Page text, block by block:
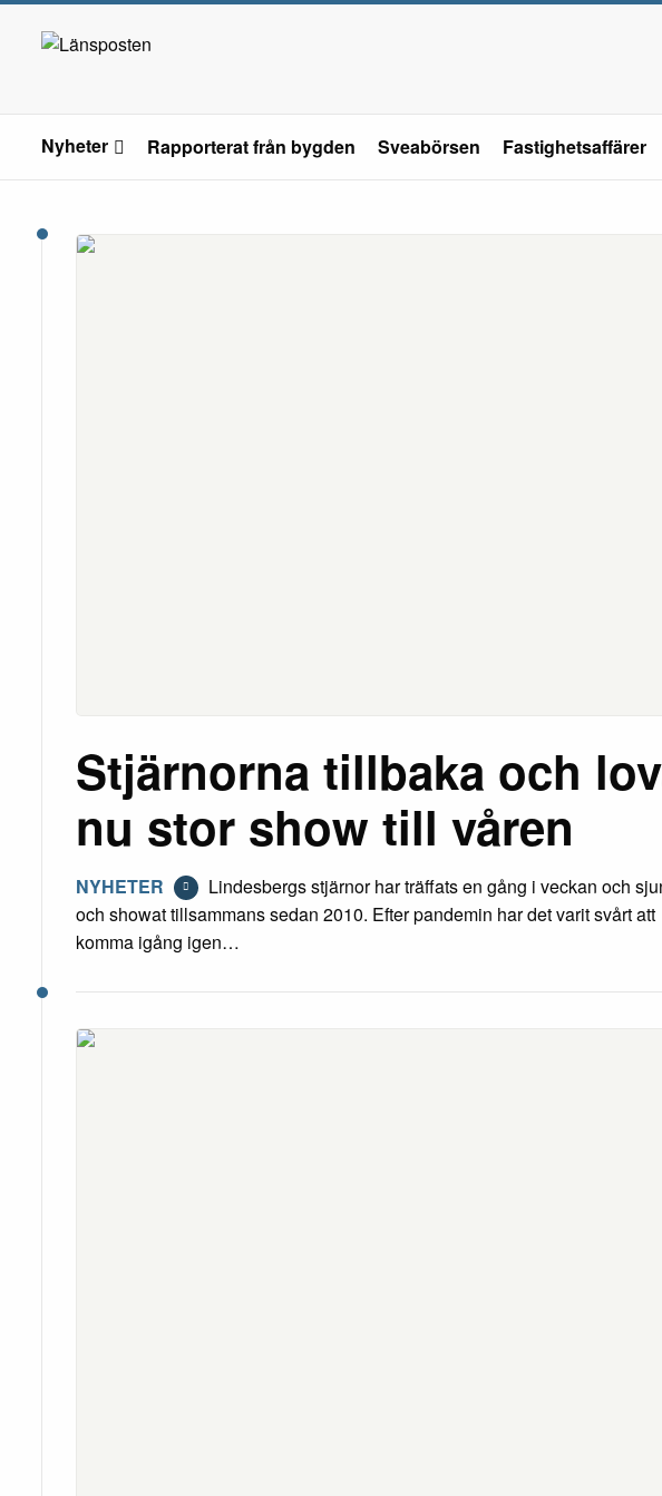
Nyheter Rapporterat från bygden Sveabörsen Fastighetsaffärer
Stjärnorna tillbaka och
nu stor show till våren
NYHETER
Lindesbergs stjärnor har träffats en gång i veckan och
och showat tillsammans sedan 2010. Efter pandemin har det varit svårt att
komma igång igen…